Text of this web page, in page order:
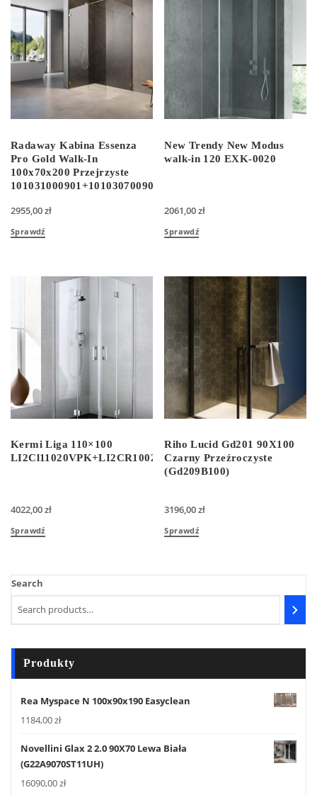
Radaway Kabina Essenza
Pro Gold Walk-In
100x70x200 Przejrzyste
101031000901+101030700901+38900009
2955,00zł
Sprawdź
New Trendy New Modus
walk-in 120 EXK-0020
2061,00zł
Sprawdź
Kermi Liga 110×100
LI2Cl11020VPK+LI2CR10020VPK
4022,00zł
Sprawdź
Riho Lucid Gd201 90X100
Czarny Przeźroczyste
(Gd209B100)
3196,00zł
Sprawdź
Search
Produkty
Rea Myspace N 100x90x190 Easyclean
1184,00zł
Novellini Glax 2 2.0 90X70 Lewa Biała
(G22A9070ST11UH)
16090,00zł